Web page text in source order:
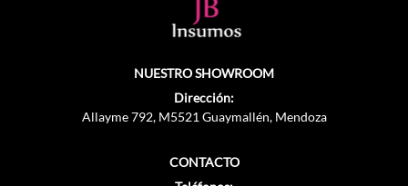
NUESTRO SHOWROOM
Dirección:
Allayme 792, M5521 Guaymallén, Mendoza
CONTACTO